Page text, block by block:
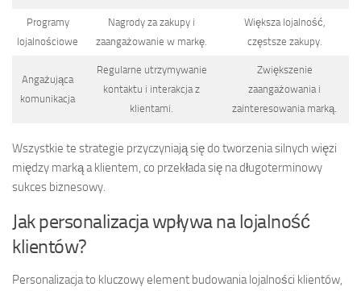
Programy
lojalnościowe
Nagrody za zakupy i
zaangażowanie w markę.
Większa lojalność,
częstsze zakupy.
Angażująca
komunikacja
Regularne utrzymywanie
kontaktu i interakcja z
klientami.
Zwiększenie
zaangażowania i
zainteresowania marką.
Wszystkie te strategie przyczyniają się do tworzenia silnych więzi
między marką a klientem, co przekłada się na długoterminowy
sukces biznesowy.
Jak personalizacja wpływa na lojalność
klientów?
Personalizacja to kluczowy element budowania lojalności klientów,